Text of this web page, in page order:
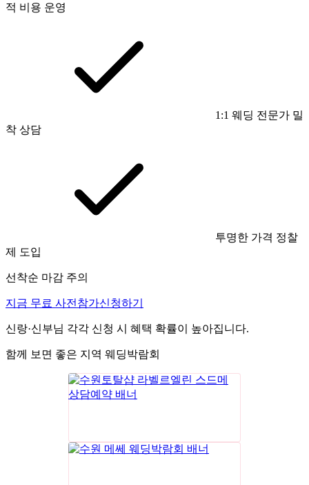
적 비용 운영
1:1 웨딩 전문가 밀
착 상담
투명한 가격 정찰
제 도입
선착순 마감 주의
지금 무료 사전참가신청하기
신랑·신부님 각각 신청 시 혜택 확률이 높아집니다.
함께 보면 좋은 지역 웨딩박람회